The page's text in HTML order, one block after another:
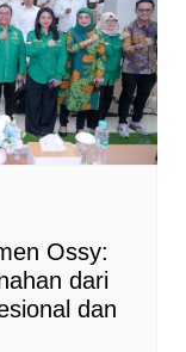
Ossy:
dari
dan